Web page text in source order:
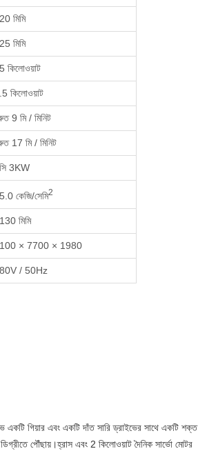
মিমি
মিমি
কিলোওয়াট
কিলোওয়াট
9 মি / মিনিট
17 মি / মিনিট
3KW
কেজি/সেমি2
মিমি
× 7700 × 1980
/ 50Hz
একটি গিয়ার এবং একটি দাঁত সারি ড্রাইভের সাথে একটি শক্ত
পৌঁছায়।হ্রাস এবং 2 কিলোওয়াট দৈনিক সার্ভো মোটর